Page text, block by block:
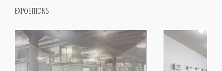
EXPOSITIONS